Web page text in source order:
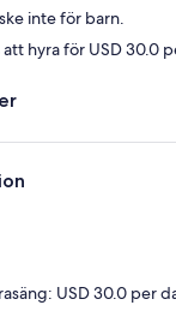
inte för barn.
hyra för USD 30.0
USD 30.0 per